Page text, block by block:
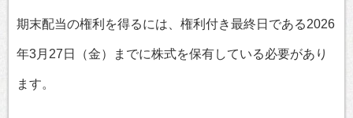
期末配当の権利を得るには、権利付き最終日である2026
年3月27日（金）までに株式を保有している必要があり
ます。